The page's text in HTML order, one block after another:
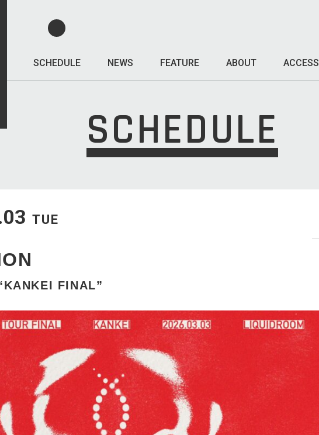
SCHEDULE NEWS FEATURE ABOUT ACCESS
SCHEDULE
TUE
FINAL”